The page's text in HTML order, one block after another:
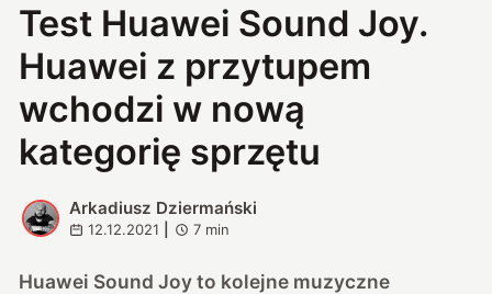
Test Huawei Sound Joy.
Huawei z przytupem
wchodzi w nową
kategorię sprzętu
A
Arkadiusz Dziermański
12.12.2021 7 min
Huawei Sound Joy to kolejne muzyczne